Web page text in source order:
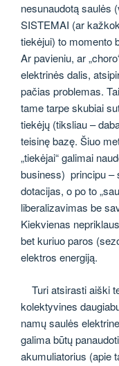
nesunaudotą saulės
SISTEMAI (ar
tiekėjui) to momento
Ar pavieniu, ar
elektrinės dalis,
pačias problemas.
tame tarpe skubiai
tiekėjų (tiksliau –
teisinę bazę. Šiuo
„tiekėjai“ galimai
business) principu –
dotacijas, o po to
liberalizavimas be
Kiekvienas
bet kuriuo paros
elektros energiją.
Turi atsirasti aiški
kolektyvines
namų saulės
galima būtų
akumuliatorius (apie